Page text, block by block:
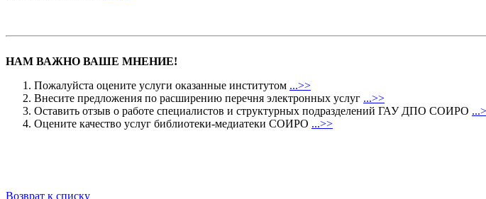
НАМ ВАЖНО ВАШЕ МНЕНИЕ!
Пожалуйста оцените услуги оказанные институтом ...>>
Внесите предложения по расширению перечня электронных услуг ...>>
Оставить отзыв о работе специалистов и структурных подразделений ГАУ ДПО СОИРО
Оцените качество услуг библиотеки-медиатеки СОИРО ...>>
Возврат к списку